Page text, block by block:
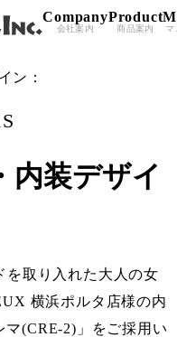
Company
会社案内
Product
商品案内 マ
ン：
内装デザイ
を取り入れた大人の女
横浜ポルタ店様の内
マ(CRE-2)」をご採用い